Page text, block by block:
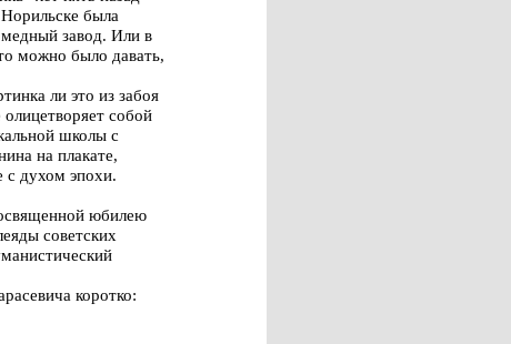
была
завод. Или в
можно было давать,
ли это из забоя
собой
школы с
на плакате,
с духом эпохи.
юбилею
советских
коротко: